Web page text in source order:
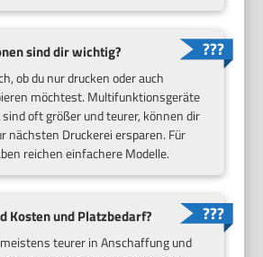
sind dir wichtig?
ob du nur drucken oder auch
möchtest. Multifunktionsgeräte
oft größer und teurer, können dir
nächsten Druckerei ersparen. Für
reichen einfachere Modelle.
Kosten und Platzbedarf?
teurer in Anschaffung und